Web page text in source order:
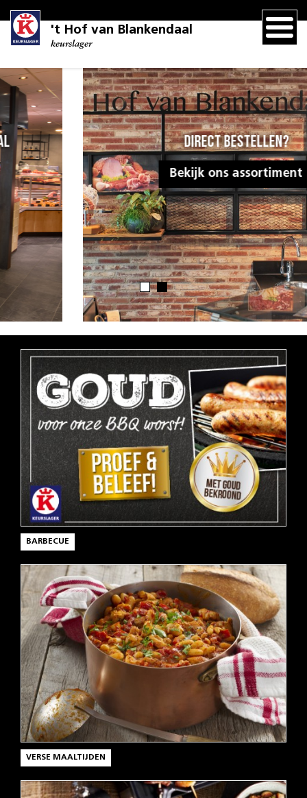
't Hof van Blankendaal
keurslager
Direct bestellen?
Bekijk ons assortiment
BARBECUE
VERSE MAALTIJDEN